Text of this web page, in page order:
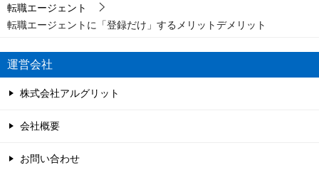
転職エージェント
転職エージェントに「登録だけ」するメリットデメリット
運営会社
株式会社アルグリット
会社概要
お問い合わせ